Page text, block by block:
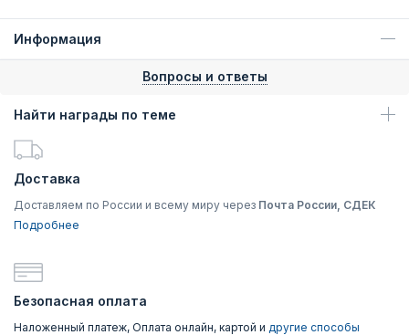
Информация
Вопросы и ответы
Найти награды по теме
Доставка
Доставляем по России и всему миру через Почта России, СДЕК
Подробнее
Безопасная оплата
Наложенный платеж, Оплата онлайн, картой и другие способы